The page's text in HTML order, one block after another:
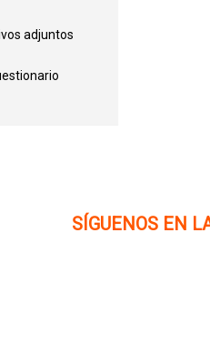
adjuntos
SÍGUENOS EN